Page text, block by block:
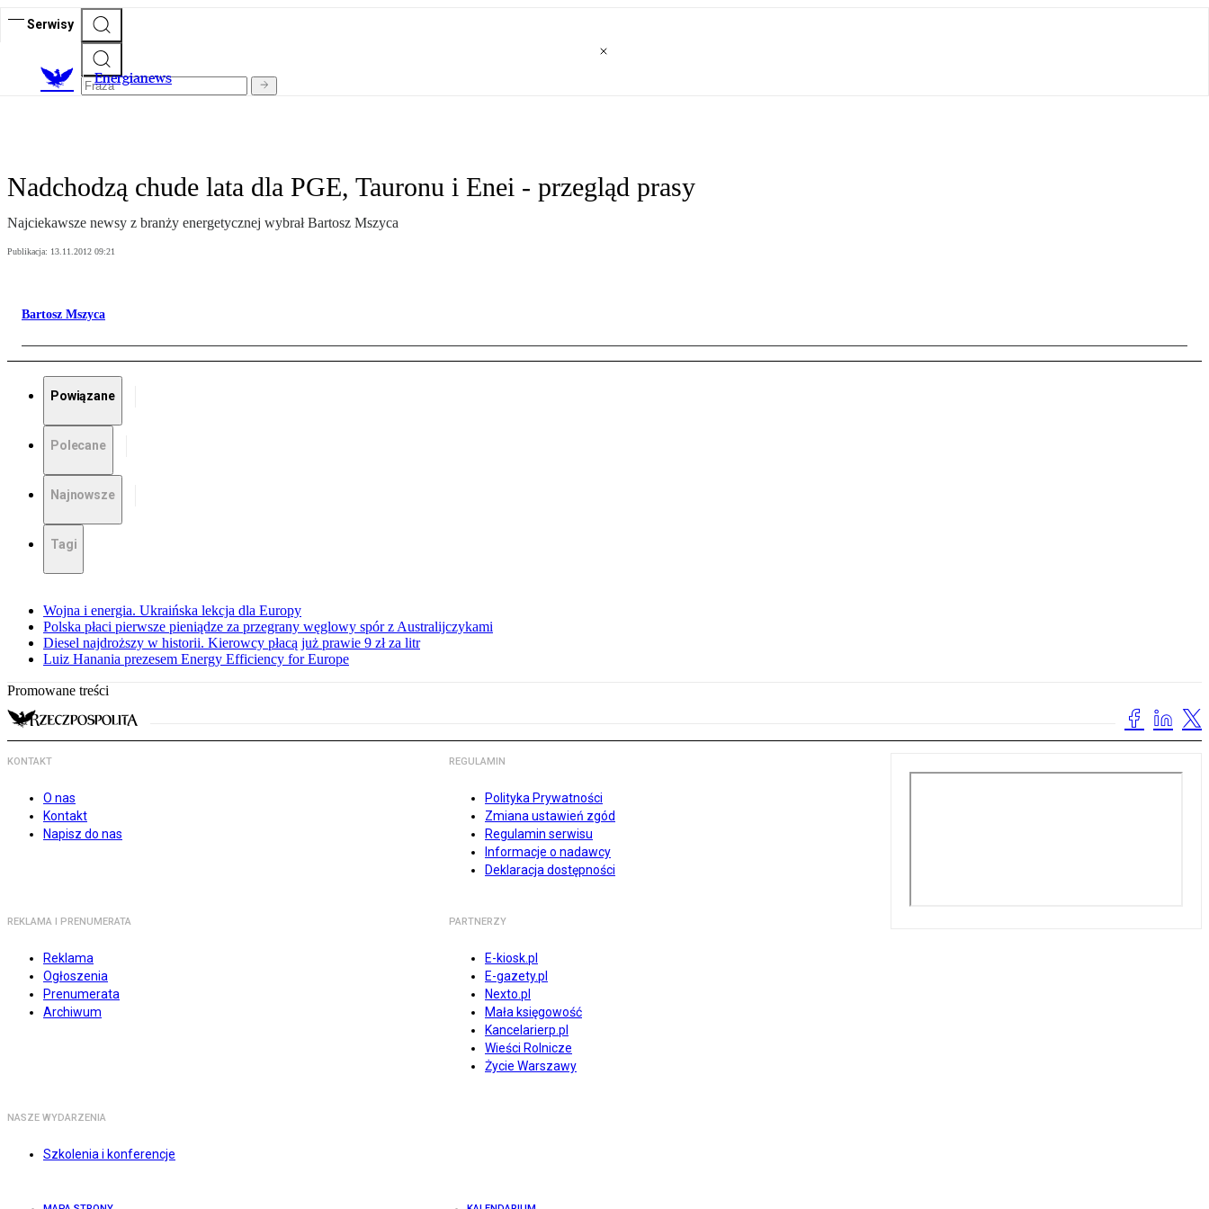
Serwisy
Energianews
Nadchodzą chude lata dla PGE, Tauronu i Enei - przegląd prasy
Najciekawsze newsy z branży energetycznej wybrał Bartosz Mszyca
Publikacja: 13.11.2012 09:21
Bartosz Mszyca
Powiązane
Polecane
Najnowsze
Tagi
Wojna i energia. Ukraińska lekcja dla Europy
Polska płaci pierwsze pieniądze za przegrany węglowy spór z Australijczykami
Diesel najdroższy w historii. Kierowcy płacą już prawie 9 zł za litr
Luiz Hanania prezesem Energy Efficiency for Europe
Promowane treści
KONTAKT
O nas
Kontakt
Napisz do nas
REGULAMIN
Polityka Prywatności
Zmiana ustawień zgód
Regulamin serwisu
Informacje o nadawcy
Deklaracja dostępności
REKLAMA I PRENUMERATA
Reklama
Ogłoszenia
Prenumerata
Archiwum
PARTNERZY
E-kiosk.pl
E-gazety.pl
Nexto.pl
Mała księgowość
Kancelarierp.pl
Wieści Rolnicze
Życie Warszawy
NASZE WYDARZENIA
Szkolenia i konferencje